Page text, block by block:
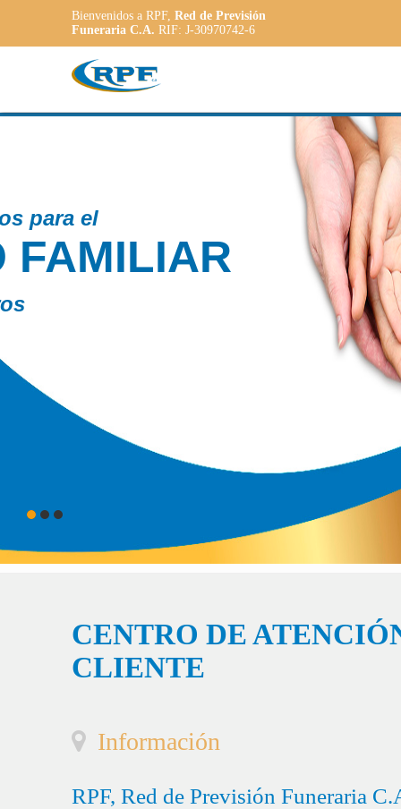
Bienvenidos a RPF, Red de Previsión
Funeraria C.A. RIF: J-30970742-6
Contamos con
a las
CENTRO DE
CLIENTE
Información
RPF, Red de Previsión Funeraria